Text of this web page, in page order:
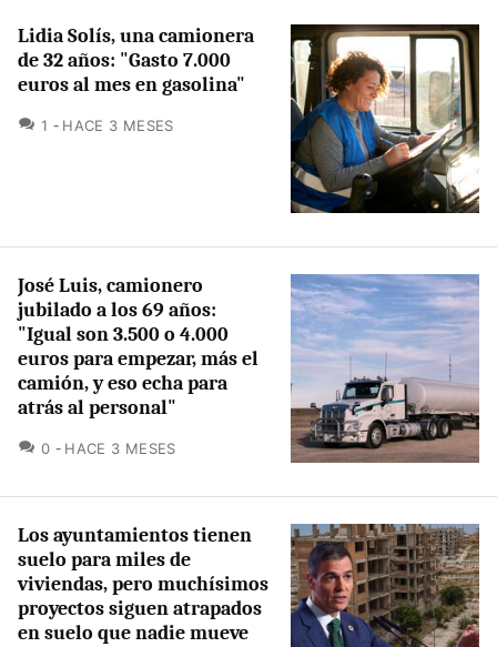
Lidia Solís, una camionera
de 32 años: "Gasto 7.000
euros al mes en gasolina"
1 COMENTARIOS
HACE 3 MESES
José Luis, camionero
jubilado a los 69 años:
"Igual son 3.500 o 4.000
euros para empezar, más el
camión, y eso echa para
atrás al personal"
0 COMENTARIOS
HACE 3 MESES
Los ayuntamientos tienen
suelo para miles de
viviendas, pero muchísimos
proyectos siguen atrapados
en suelo que nadie mueve